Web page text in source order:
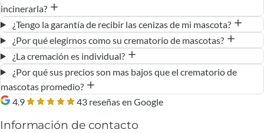
incinerarla?
¿Tengo la garantía de recibir las cenizas de mi mascota?
¿Por qué elegirnos como su crematorio de mascotas?
¿La cremación es individual?
¿Por qué sus precios son mas bajos que el crematorio de
mascotas promedio?
4.9
43 reseñas en Google
Información de contacto